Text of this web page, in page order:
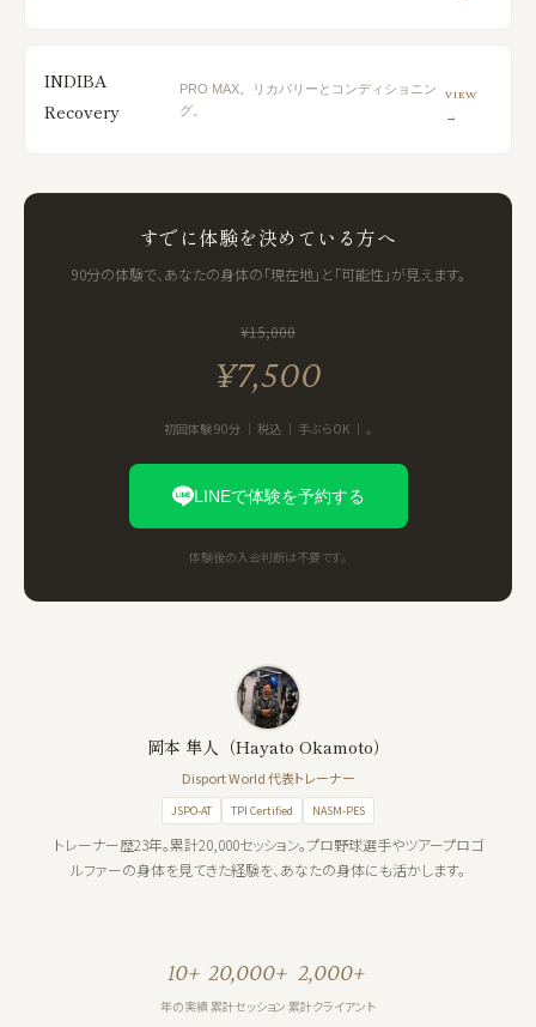
INDIBA
Recovery
PRO MAX。リカバリーとコンディショニン
グ。
VIEW
→
すでに体験を決めている方へ
90分の体験で、あなたの身体の「現在地」と「可能性」が見えます。
¥15,000
¥7,500
初回体験 90分 ｜ 税込 ｜ 手ぶらOK ｜ 。
LINEで体験を予約する
体験後の入会判断は不要です。
岡本 隼人（Hayato Okamoto）
Disport World 代表トレーナー
JSPO-AT TPI Certified NASM-PES
トレーナー歴23年。累計20,000セッション。プロ野球選手やツアープロゴ
ルファーの身体を見てきた経験を、あなたの身体にも活かします。
10+
年の実績
20,000+
累計セッション
2,000+
累計クライアント